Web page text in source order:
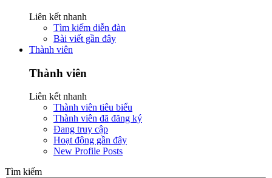
Liên kết nhanh
Tìm kiếm diễn đàn
Bài viết gần đây
Thành viên
Thành viên
Liên kết nhanh
Thành viên tiêu biểu
Thành viên đã đăng ký
Đang truy cập
Hoạt động gần đây
New Profile Posts
Tìm kiếm